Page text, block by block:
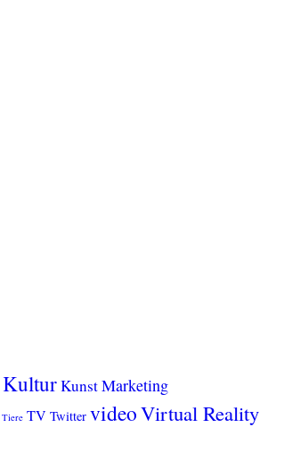
KulturKunstMarketing
Tiere TV Twitter videoVirtual Reality